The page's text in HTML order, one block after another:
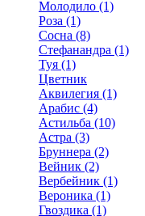
Молодило (1)
Роза (1)
Сосна (8)
Стефанандра (1)
Туя (1)
Цветник
Аквилегия (1)
Арабис (4)
Астильба (10)
Астра (3)
Бруннера (2)
Вейник (2)
Вербейник (1)
Вероника (1)
Гвоздика (1)